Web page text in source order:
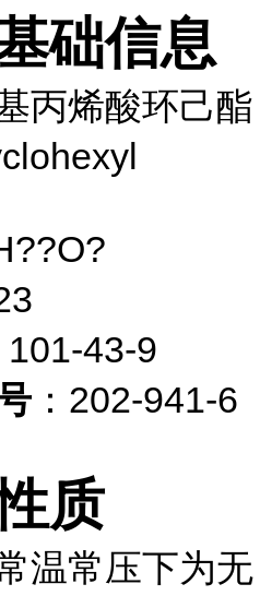
础信息
丙烯酸环己酯
101-43-9
：202-941-6
质
温常压下为无